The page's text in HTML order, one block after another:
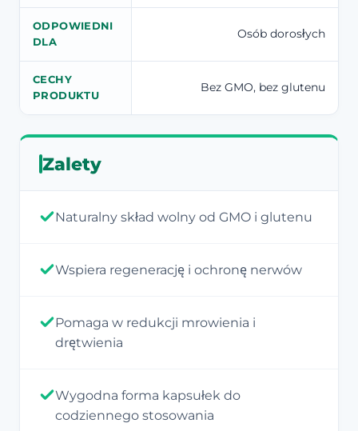
ODPOWIEDNI
DLA
Osób dorosłych
CECHY
PRODUKTU
Bez GMO, bez glutenu
Zalety
Naturalny skład wolny od GMO i glutenu
Wspiera regenerację i ochronę nerwów
Pomaga w redukcji mrowienia i
drętwienia
Wygodna forma kapsułek do
codziennego stosowania